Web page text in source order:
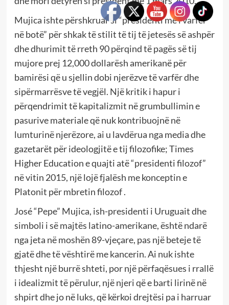
Mujica ishte përshkruar si “presidenti më i varfër
në botë” për shkak të stilit të tij të jetesës së ashpër
dhe dhurimit të rreth 90 përqind të pagës së tij
mujore prej 12,000 dollarësh amerikanë për
bamirësi që u sjellin dobi njerëzve të varfër dhe
sipërmarrësve të vegjël. Një kritik i hapur i
përqendrimit të kapitalizmit në grumbullimin e
pasurive materiale që nuk kontribuojnë në
lumturinë njerëzore, ai u lavdërua nga media dhe
gazetarët për ideologjitë e tij filozofike; Times
Higher Education e quajti atë “presidenti filozof”
në vitin 2015, një lojë fjalësh me konceptin e
Platonit për mbretin filozof .
José “Pepe” Mujica, ish-presidenti i Uruguait dhe
simboli i së majtës latino-amerikane, është ndarë
nga jeta në moshën 89-vjeçare, pas një beteje të
gjatë dhe të vështirë me kancerin. Ai nuk ishte
thjesht një burrë shteti, por një përfaqësues i rrallë
i idealizmit të përulur, një njeri që e barti lirinë në
shpirt dhe jo në luks, që kërkoi drejtësi pa i harruar